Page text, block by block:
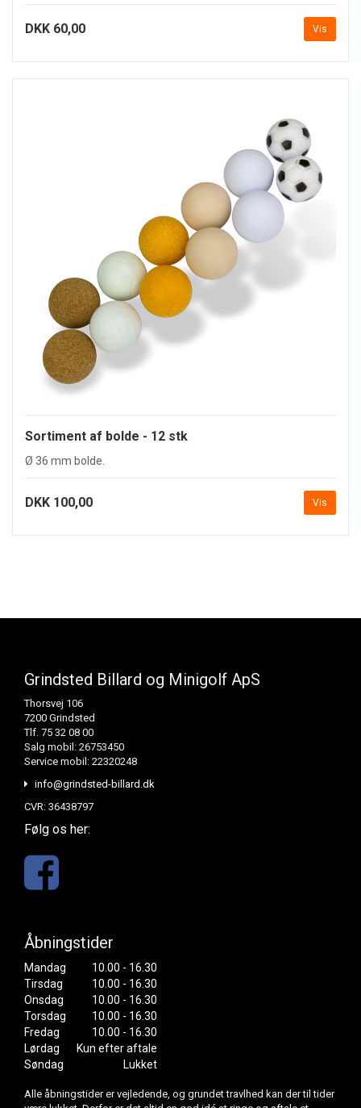
DKK 60,00 Vis
Sortiment af bolde - 12 stk
Ø 36 mm bolde.
DKK 100,00 Vis
Grindsted Billard og Minigolf ApS
Thorsvej 106
7200 Grindsted
Tlf. 75 32 08 00
Salg mobil: 26753450
Service mobil: 22320248
info@grindsted-billard.dk
CVR: 36438797
Følg os her:
Åbningstider
Mandag
10.00 - 16.30
Tirsdag
10.00 - 16.30
Onsdag
10.00 - 16.30
Torsdag
10.00 - 16.30
Fredag
10.00 - 16.30
Lørdag
Kun efter aftale
Søndag
Lukket
Alle åbningstider er vejledende, og grundet travlhed kan der til tider